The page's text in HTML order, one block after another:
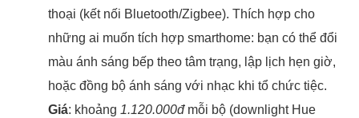
thoại (kết nối Bluetooth/Zigbee). Thích hợp cho
những ai muốn tích hợp smarthome: bạn có thể đổi
màu ánh sáng bếp theo tâm trạng, lập lịch hẹn giờ,
hoặc đồng bộ ánh sáng với nhạc khi tổ chức tiệc.
Giá: khoảng 1.120.000đmỗi bộ (downlight Hue